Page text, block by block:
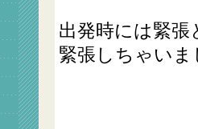
出発時には緊
緊張しちゃいま